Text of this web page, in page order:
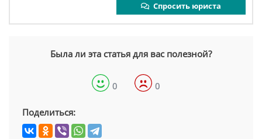
Спросить юриста
Была ли эта статья для вас полезной?
0 0
Поделиться: